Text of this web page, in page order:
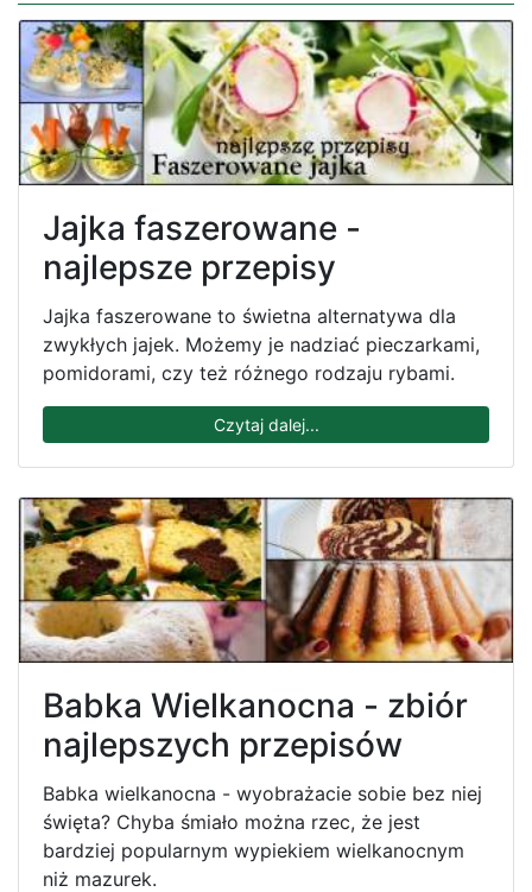
Jajka faszerowane -
najlepsze przepisy
Jajka faszerowane to świetna alternatywa dla
zwykłych jajek. Możemy je nadziać pieczarkami,
pomidorami, czy też różnego rodzaju rybami.
Czytaj dalej...
Babka Wielkanocna - zbiór
najlepszych przepisów
Babka wielkanocna - wyobrażacie sobie bez niej
święta? Chyba śmiało można rzec, że jest
bardziej popularnym wypiekiem wielkanocnym
niż mazurek.